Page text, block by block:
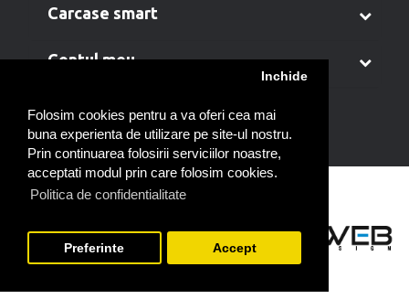
Folosim cookies pentru a va oferi cea mai
buna experienta de utilizare pe site-ul nostru.
Prin continuarea folosirii serviciilor noastre,
acceptati modul prin care folosim cookies.
Politica de confidentialitate
Inchide
Preferinte Accept
carcase smart
contul meu